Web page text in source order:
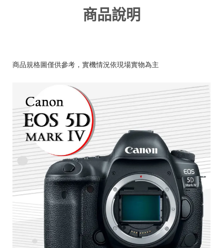
商品說明
商品規格圖僅供參考，實機情況依現場實物為主